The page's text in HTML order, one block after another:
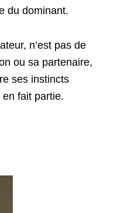
du dominant.
n’est pas de
ou sa partenaire,
ses instincts
en fait partie.